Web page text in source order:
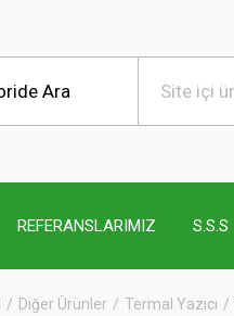
REFERANSLARIMIZ S.S.S
Diğer Ürünler Termal Yazıcı